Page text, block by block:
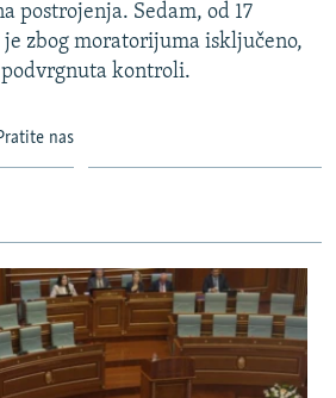
2024.
postrojenja. Sedam, od 17
zbog moratorijuma isključeno,
kontroli.
nas